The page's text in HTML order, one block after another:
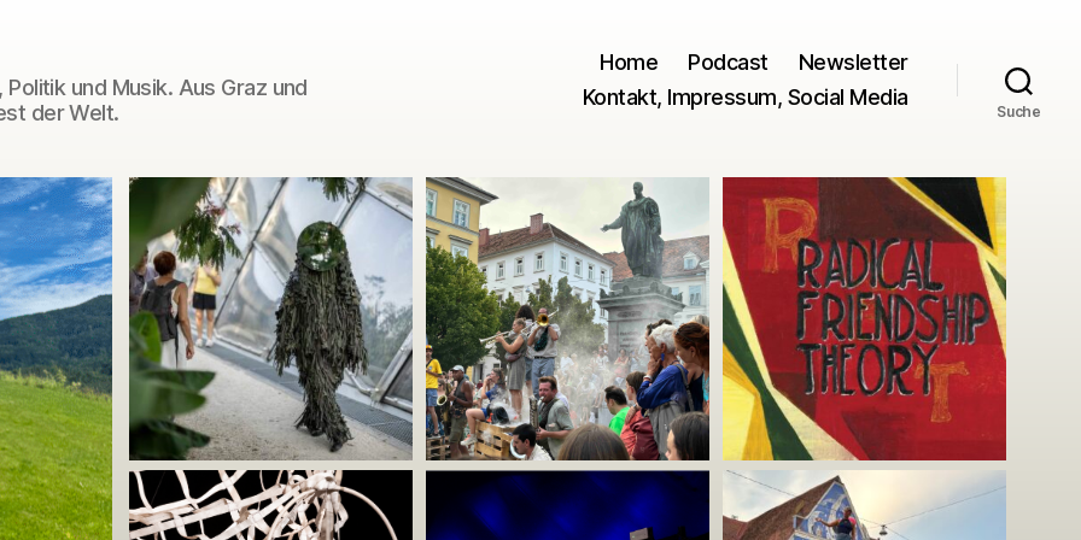
Politik und Musik. Aus Graz und
der Welt.
Home Podcast
Newsletter
Kontakt, Impressum, Social Media
Suche